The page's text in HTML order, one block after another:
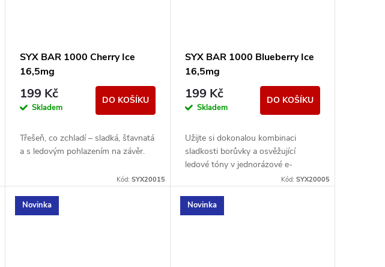
SYX BAR 1000 Cherry Ice
16,5mg
199 Kč
Skladem
DO KOŠÍKU
Třešeň, co zchladí – sladká, šťavnatá
a s ledovým pohlazením na závěr.
Kód: SYX20015
SYX BAR 1000 Blueberry Ice
16,5mg
199 Kč
Skladem
DO KOŠÍKU
Užijte si dokonalou kombinaci
sladkosti borůvky a osvěžující
ledové tóny v jednorázové e-
cigaretě SYX BAR Blueberry Ice.
Kód: SYX20005
Novinka Novinka